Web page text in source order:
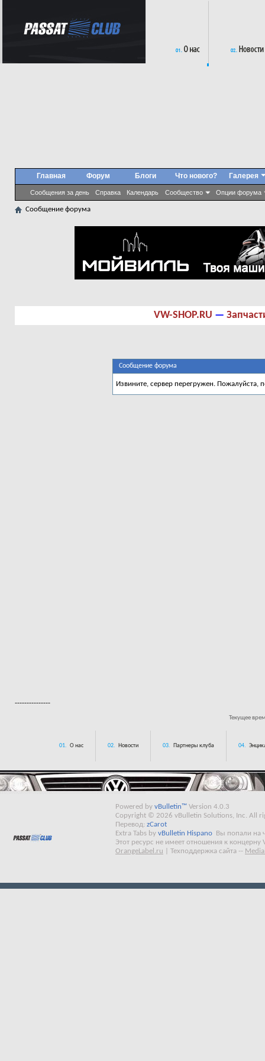
Главная Форум
Сообщения за день Справка Календарь Сообщество Опции форума
Блоги Что нового? Галерея
Сообщение форума
VW-SHOP.RU —
Сообщение форума
Извините, сервер перегружен. Пожалуйста,
---------------
Текущее
01. О нас 02. Новости 03. Партнеры клуба 04.
Powered by vBulletin™ Version 4.0.3
Copyright © 2026 vBulletin Solutions, Inc. All
Перевод: zCarot
Extra Tabs by vBulletin Hispano
Вы попали на
Этот ресурс не имеет отношения к концерну
OrangeLabel.ru
Техподдержка сайта --